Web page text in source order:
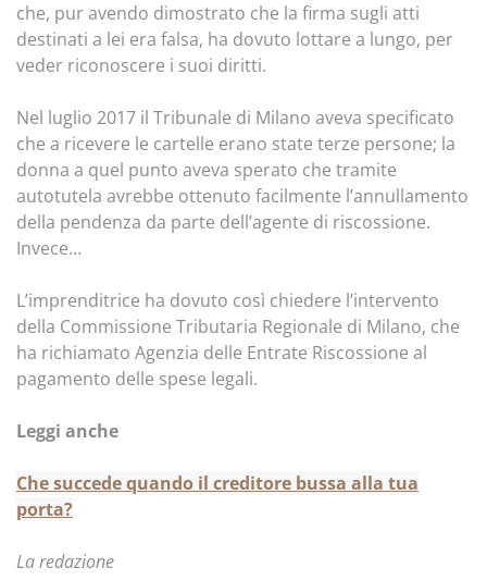
che, pur avendo dimostrato che la firma sugli atti
destinati a lei era falsa, ha dovuto lottare a lungo, per
veder riconoscere i suoi diritti.
Nel luglio 2017 il Tribunale di Milano aveva specificato
che a ricevere le cartelle erano state terze persone; la
donna a quel punto aveva sperato che tramite
autotutela avrebbe ottenuto facilmente l’annullamento
della pendenza da parte dell’agente di riscossione.
Invece…
L’imprenditrice ha dovuto così chiedere l’intervento
della Commissione Tributaria Regionale di Milano, che
ha richiamato Agenzia delle Entrate Riscossione al
pagamento delle spese legali.
Leggi anche
Che succede quando il creditore bussa alla tua
porta?
La redazione